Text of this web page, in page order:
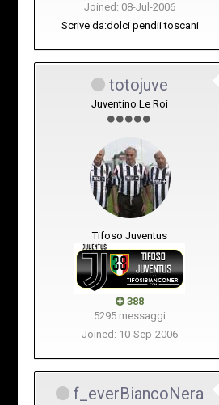
Joined: 08-Jul-2006
Scrive da:dolci pendii toscani
totojuve
Juventino Le Roi
Tifoso Juventus
388
5295 messaggi
Joined: 10-Sep-2006
f_everBiancoNera